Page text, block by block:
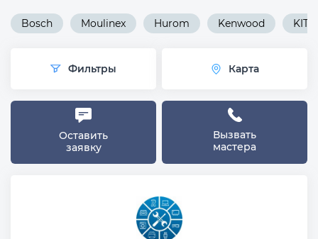
Bosch Moulinex Hurom Kenwood
Фильтры Карта
Оставить
заявку
Вызвать
мастера